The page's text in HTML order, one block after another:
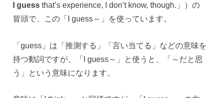
I guess that’s experience, I don’t know, though.」）の
冒頭で、この「I guess～」を使っています。
「guess」は「推測する」「言い当てる」などの意味を
持つ動詞ですが、「I guess～」と使うと、「～だと思
う」という意味になります。